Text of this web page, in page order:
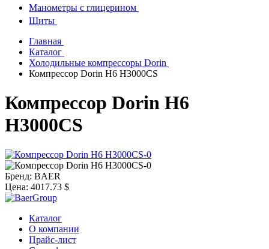
Манометры с глицерином
Щиты
Главная
Каталог
Холодильные компрессоры Dorin
Компрессор Dorin H6 H3000CS
Компрессор Dorin H6
H3000CS
Бренд: BAER
Цена: 4017.73 $
Каталог
О компании
Прайс-лист